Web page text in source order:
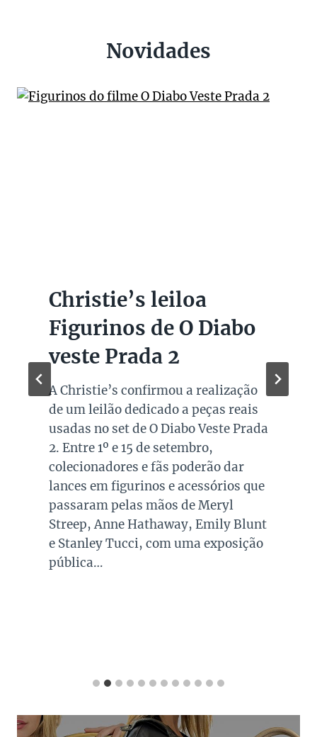
Novidades
Christie’s leiloa
Figurinos de O Diabo
veste Prada 2
A Christie’s confirmou a realização
de um leilão dedicado a peças reais
usadas no set de O Diabo Veste Prada
2. Entre 1º e 15 de setembro,
colecionadores e fãs poderão dar
lances em figurinos e acessórios que
passaram pelas mãos de Meryl
Streep, Anne Hathaway, Emily Blunt
e Stanley Tucci, com uma exposição
pública…